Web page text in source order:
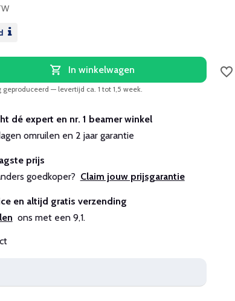
In winkelwagen
— levertijd ca. 1 tot 1,5 week.
dé expert en nr. 1 beamer winkel
omruilen en 2 jaar garantie
prijs
goedkoper? Claim jouw prijsgarantie
en altijd gratis verzending
ons met een 9,1.